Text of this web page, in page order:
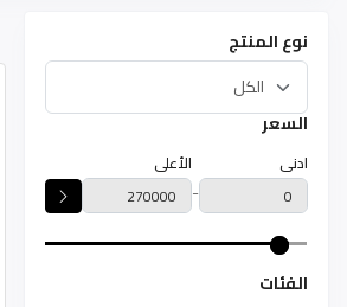
نوع المنتج
السعر
ادنى
-
الأعلى
الفئات